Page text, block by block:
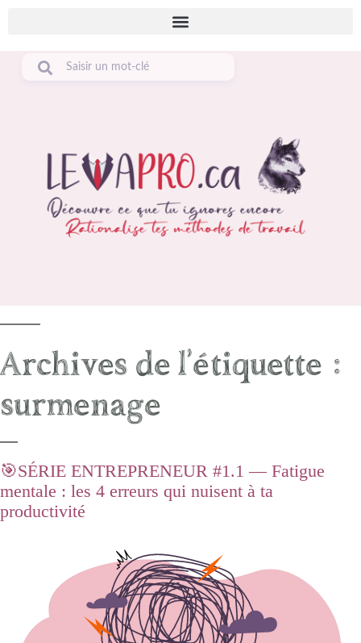
Archives de l’étiquette :
surmenage
🎯SÉRIE ENTREPRENEUR #1.1 — Fatigue
mentale : les 4 erreurs qui nuisent à ta
productivité